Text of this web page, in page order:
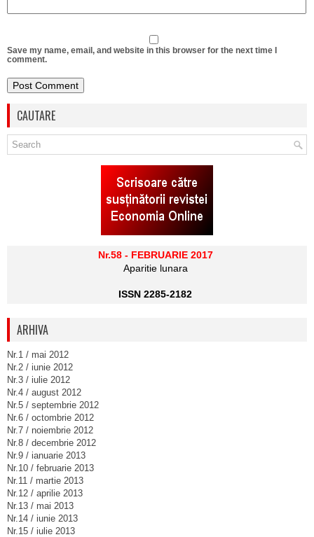
Save my name, email, and website in this browser for the next time I
comment.
CAUTARE
Nr.58 - FEBRUARIE 2017
Aparitie lunara
ISSN 2285-2182
ARHIVA
Nr.1 / mai 2012
Nr.2 / iunie 2012
Nr.3 / iulie 2012
Nr.4 / august 2012
Nr.5 / septembrie 2012
Nr.6 / octombrie 2012
Nr.7 / noiembrie 2012
Nr.8 / decembrie 2012
Nr.9 / ianuarie 2013
Nr.10 / februarie 2013
Nr.11 / martie 2013
Nr.12 / aprilie 2013
Nr.13 / mai 2013
Nr.14 / iunie 2013
Nr.15 / iulie 2013